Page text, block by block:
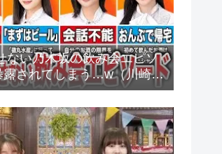
ない乃木坂の飲み会エピソ
露されてしまう…w（川崎
ルノ、梅澤美波、山下美